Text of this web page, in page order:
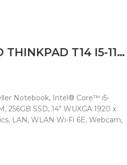
LAPTOP LENOVO THINKPAD T14 I5-1145G7 32G 512GB SSD 14″FHD TACTILE
Notebook, Intel® Core™ i5-
256GB SSD, 14" WUXGA 1920 x
LAN, WLAN Wi-Fi 6E, Webcam,